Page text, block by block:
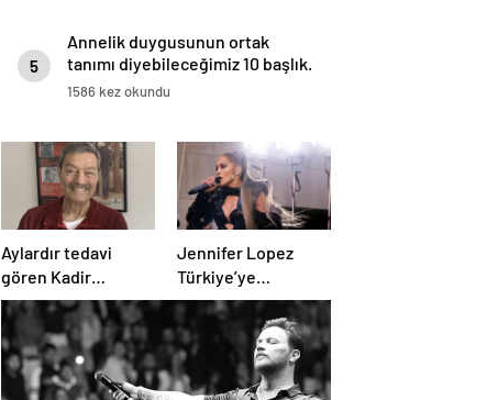
5
Annelik duygusunun ortak
tanımı diyebileceğimiz 10 başlık.
1586 kez okundu
Aylardır tedavi
gören Kadir
İnanır’ın son hali
ortaya çıktı
Jennifer Lopez
Türkiye’ye
gelmeden konser
biletlerine zam
geldi